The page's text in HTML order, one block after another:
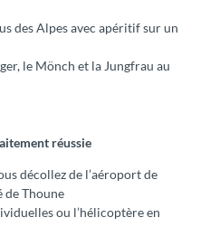
des Alpes avec apéritif sur un
le Mönch et la Jungfrau au
réussie
décollez de l’aéroport de
de Thoune
ou l’hélicoptère en